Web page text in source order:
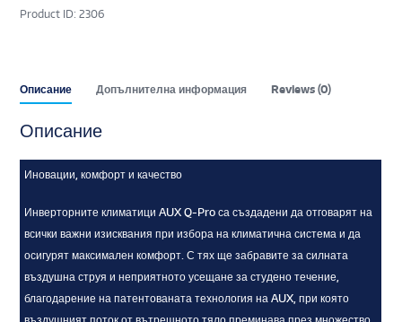
Product ID:2306
Описание Допълнителна информация Reviews (0)
Описание
Иновации, комфорт и качество
Инверторните климатици AUX Q-Pro са създадени да отговарят на
всички важни изисквания при избора на климатична система и да
осигурят максимален комфорт. С тях ще забравите за силната
въздушна струя и неприятното усещане за студено течение,
благодарение на патентованата технология на AUX, при която